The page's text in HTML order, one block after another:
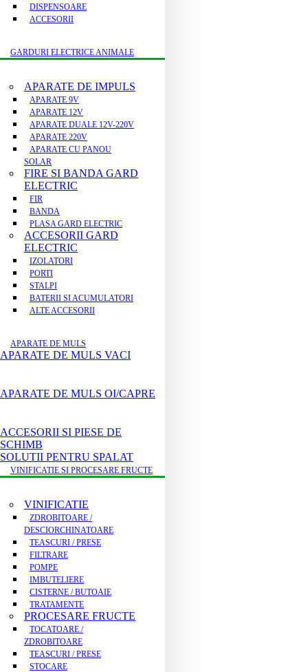
DISPENSOARE
ACCESORII
GARDURI ELECTRICE ANIMALE
APARATE DE IMPULS
APARATE 9V
APARATE 12V
APARATE DUALE 12V-220V
APARATE 220V
APARATE CU PANOU
SOLAR
FIRE SI BANDA GARD
ELECTRIC
FIR
BANDA
PLASA GARD ELECTRIC
ACCESORII GARD
ELECTRIC
IZOLATORI
PORTI
STALPI
BATERII SI ACUMULATORI
ALTE ACCESORII
APARATE DE MULS
APARATE DE MULS VACI
APARATE DE MULS OI/CAPRE
ACCESORII SI PIESE DE
SCHIMB
SOLUTII PENTRU SPALAT
VINIFICATIE SI PROCESARE FRUCTE
VINIFICATIE
ZDROBITOARE /
DESCIORCHINATOARE
TEASCURI / PRESE
FILTRARE
POMPE
IMBUTELIERE
CISTERNE / BUTOAIE
TRATAMENTE
PROCESARE FRUCTE
TOCATOARE /
ZDROBITOARE
TEASCURI / PRESE
STOCARE